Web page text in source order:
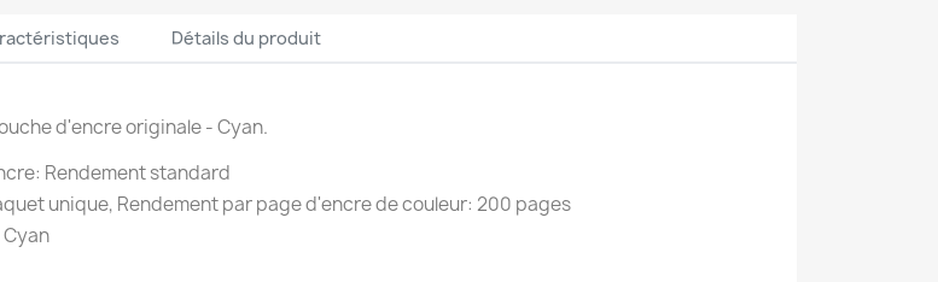
Détails du produit
d'encre originale - Cyan.
Rendement standard
unique, Rendement par page d'encre de couleur: 200 pages